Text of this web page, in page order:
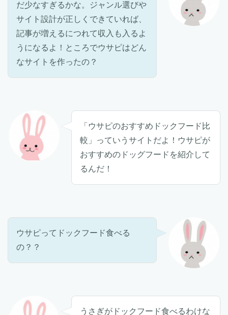
だ少なすぎるかな。ジャンル選びや
サイト設計が正しくできていれば、
記事が増えるにつれて収入も入るよ
うになるよ！ところでウサピはどん
なサイトを作ったの？
「ウサピのおすすめドックフード比
較」っていうサイトだよ！ウサピが
おすすめのドッグフードを紹介して
るんだ！
ウサピってドックフード食べる
の？？
うさぎがドックフード食べるわけな